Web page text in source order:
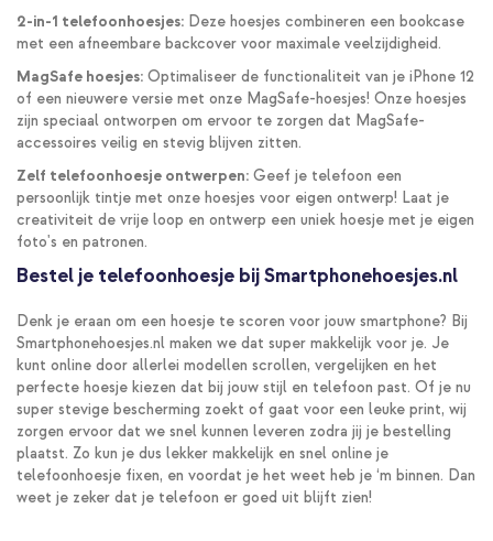
2-in-1 telefoonhoesjes: Deze hoesjes combineren een bookcase
met een afneembare backcover voor maximale veelzijdigheid.
MagSafe hoesjes: Optimaliseer de functionaliteit van je iPhone 12
of een nieuwere versie met onze MagSafe-hoesjes! Onze hoesjes
zijn speciaal ontworpen om ervoor te zorgen dat MagSafe-
accessoires veilig en stevig blijven zitten.
Zelf telefoonhoesje ontwerpen: Geef je telefoon een
persoonlijk tintje met onze hoesjes voor eigen ontwerp! Laat je
creativiteit de vrije loop en ontwerp een uniek hoesje met je eigen
foto's en patronen.
Bestel je telefoonhoesje bij Smartphonehoesjes.nl
Denk je eraan om een hoesje te scoren voor jouw smartphone? Bij
Smartphonehoesjes.nl maken we dat super makkelijk voor je. Je
kunt online door allerlei modellen scrollen, vergelijken en het
perfecte hoesje kiezen dat bij jouw stijl en telefoon past. Of je nu
super stevige bescherming zoekt of gaat voor een leuke print, wij
zorgen ervoor dat we snel kunnen leveren zodra jij je bestelling
plaatst. Zo kun je dus lekker makkelijk en snel online je
telefoonhoesje fixen, en voordat je het weet heb je ‘m binnen. Dan
weet je zeker dat je telefoon er goed uit blijft zien!